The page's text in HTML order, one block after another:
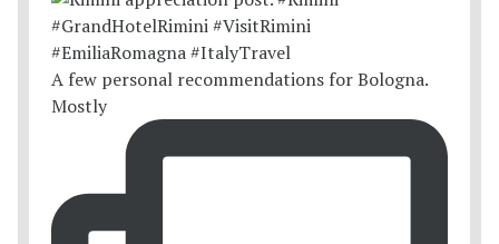
A few personal recommendations for Bologna.
Mostly